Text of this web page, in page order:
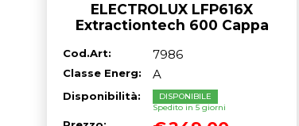
ELECTROLUX LFP616X
Extractiontech 600 Cappa
60 - grigio
Cod.Art: 7986
Classe Energ: A
Disponibilità:
DISPONIBILE
Spedito in 5 giorni